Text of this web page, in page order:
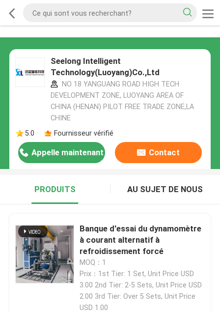
Seelong Intelligent
Technology(Luoyang)Co.,Ltd
NO 18 YANGUANG ROAD HIGH TECH
DEVELOPMENT ZONE, LUOYANG AREA OF
CHINA (HENAN) PILOT FREE TRADE ZONE,LA
CHINE
5.0
Fournisseur vérifié
Appelle maintenant Contact
PRODUITS AU SUJET DE NOUS
Banque d'essai du dynamomètre
à courant alternatif à
refroidissement forcé
MOQ：1
Prix：1st Tier: 1 Set, Unit Price USD
3.00 2nd Tier: 2-5 Sets, Unit Price USD
2.00 3rd Tier: Over 5 Sets, Unit Price
USD 1.00